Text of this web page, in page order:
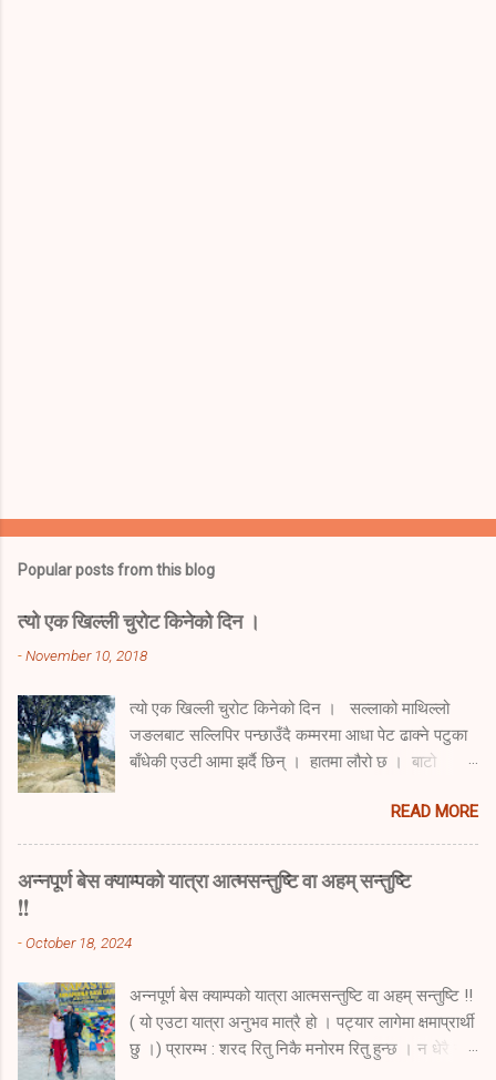
Popular posts from this blog
त्यो एक खिल्ली चुरोट किनेको दिन ।
-November 10, 2018
त्यो एक खिल्ली चुरोट किनेको दिन । सल्लाको माथिल्लो
जङलबाट सल्लिपिर पन्छाउँदै कम्मरमा आधा पेट ढाक्ने पटुका
बाँधेकी एउटी आमा झर्दै छिन् । हातमा लौरो छ । बाटो
थाप्लोमा नाम्लोले थिचेको छ । र पिठ्युमा डोकोभरी दाउरा
बोकेकी छन् । सुस्त सुस्त हिँड्दै अस्पताल प्राङण हुँदै
आउँछिन् । उनी हल्का स्याँ स्याँ गर्दै छिन् । अरुका निम्ती
त अझै तगडा नै देखिन्छिन् । उनको उमेर ढल्किँदै गयो ।
कति माघका चिसा सिरेटाले हाने होलान् उनलाई । हरेक
अमेरिका पुगे । छोराहरु राजधानी पुगे । तर उनको भारी
कत्ति कम भएन । छुटेन त्यो दाउराको भारी कहिल्यै ।
सल्लिपिरले उनको बाटो सधैं ढाकिदिन्छ । उनी सधैंजस्तो
READ MORE
अन्नपूर्ण बेस क्याम्पको यात्रा आत्मसन्तुष्टि वा अहम् सन्तुष्टि
!!
-October 18, 2024
अन्नपूर्ण बेस क्याम्पको यात्रा आत्मसन्तुष्टि वा अहम् सन्तुष्टि !!
( यो एउटा यात्रा अनुभव मात्रै हो । पट्यार लागेमा क्षमाप्रार्थी
छु ।) प्रारम्भ : शरद रितु निकै मनोरम रितु हुन्छ । न धेरै गर्मी